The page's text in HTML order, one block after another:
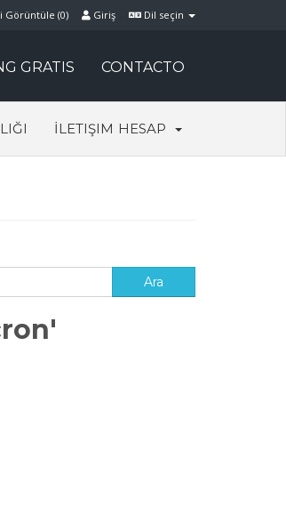
Dil seçin
Giriş
Görüntüle (0)
GRATIS CONTACTO
İLETIŞIM HESAP